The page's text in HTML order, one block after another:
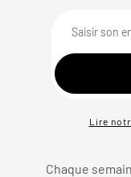
Lire
Chaque